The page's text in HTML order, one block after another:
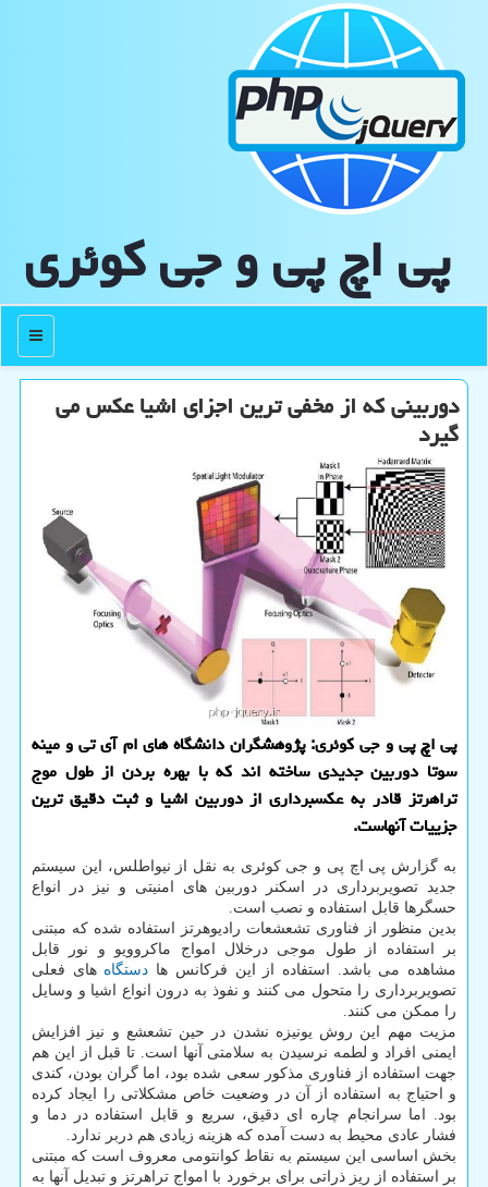
پی اچ پی و جی كوئری
منو
دوربینی که از مخفی ترین اجزای اشیا عکس می
گیرد
پی اچ پی و جی کوئری: پژوهشگران دانشگاه های ام آی تی و مینه
سوتا دوربین جدیدی ساخته اند که با بهره بردن از طول موج
تراهرتز قادر به عکسبرداری از دوربین اشیا و ثبت دقیق ترین
جزییات آنهاست.
به گزارش پی اچ پی و جی کوئری به نقل از نیواطلس، این سیستم
جدید تصویربرداری در اسکنر دوربین های امنیتی و نیز در انواع
حسگرها قابل استفاده و نصب است.
بدین منظور از فناوری تشعشعات رادیوهرتز استفاده شده که مبتنی
بر استفاده از طول موجی درخلال امواج ماکروویو و نور قابل
مشاهده می باشد. استفاده از این فرکانس ها دستگاه های فعلی
تصویربرداری را متحول می کنند و نفوذ به درون انواع اشیا و وسایل
را ممکن می کنند.
مزیت مهم این روش یونیزه نشدن در حین تشعشع و نیز افزایش
ایمنی افراد و لطمه نرسیدن به سلامتی آنها است. تا قبل از این هم
جهت استفاده از فناوری مذکور سعی شده بود، اما گران بودن، کندی
و احتیاج به استفاده از آن در وضعیت خاص مشکلاتی را ایجاد کرده
بود. اما سرانجام چاره ای دقیق، سریع و قابل استفاده در دما و
فشار عادی محیط به دست آمده که هزینه زیادی هم دربر ندارد.
بخش اساسی این سیستم به نقاط کوانتومی معروف است که مبتنی
بر استفاده از ریز ذراتی برای برخورد با امواج تراهرتز و تبدیل آنها به